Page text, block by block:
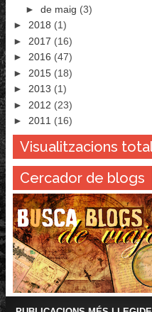
► de maig (3)
► 2018 (1)
► 2017 (16)
► 2016 (47)
► 2015 (18)
► 2013 (1)
► 2012 (23)
► 2011 (16)
Visualitzacions
Cercador de blogs